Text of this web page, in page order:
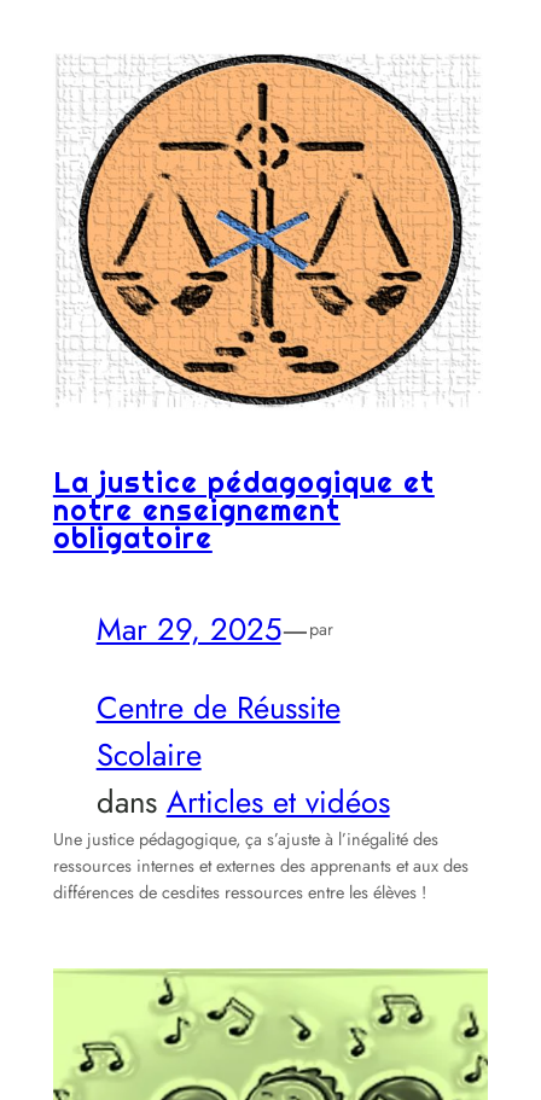
La justice pédagogique et
notre enseignement
obligatoire
Mar 29, 2025—par
Centre de Réussite
Scolaire
dans Articles et vidéos
Une justice pédagogique, ça s’ajuste à l’inégalité des
ressources internes et externes des apprenants et aux des
différences de cesdites ressources entre les élèves !